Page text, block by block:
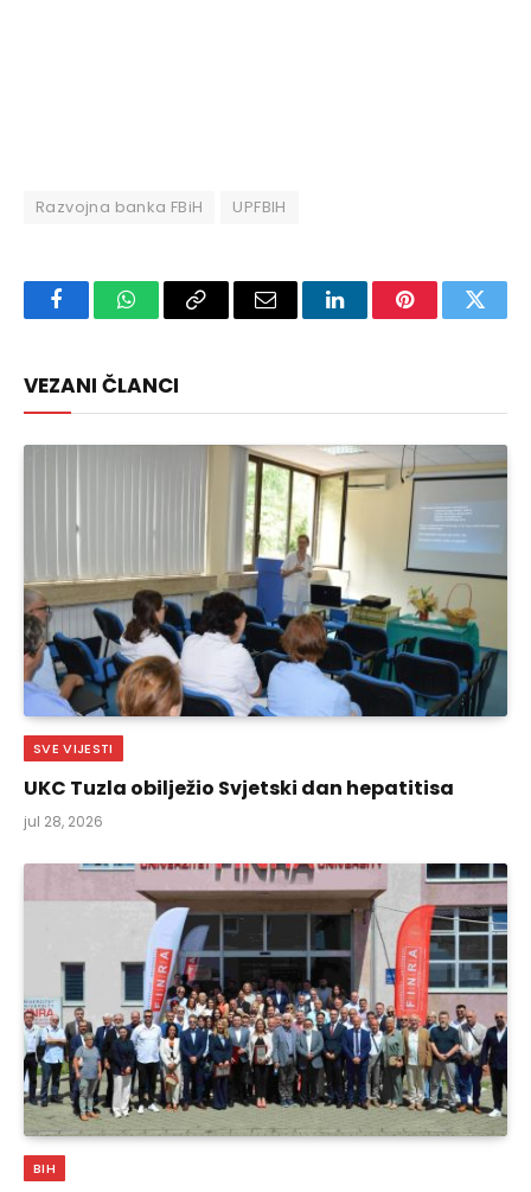
Razvojna banka FBiH UPFBIH
FacebookWhatsAppCopy
Email LinkedInPinterest
VEZANI ČLANCI
SVE VIJESTI
UKC Tuzla obilježio Svjetski dan hepatitisa
jul 28, 2026
BIH